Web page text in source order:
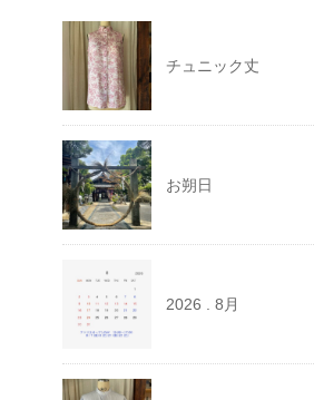
チュニック丈
お朔日
2026 . 8月